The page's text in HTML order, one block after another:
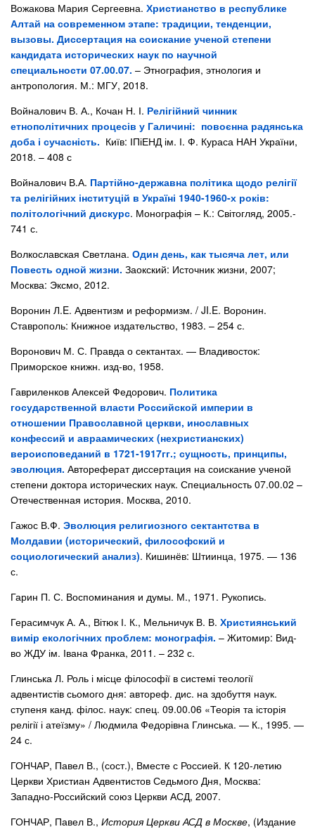
Вожакова Мария Сергеевна. Христианство в республике
Алтай на современном этапе: традиции, тенденции,
вызовы. Диссертация на соискание ученой степени
кандидата исторических наук по научной
специальности 07.00.07. – Этнография, этнология и
антропология. М.: МГУ, 2018.
Войналович В. А., Кочан Н. І. Релігійний чинник
етнополітичних процесів у Галичині: повоєнна радянська
доба і сучасність. Київ: ІПіЕНД ім. І. Ф. Кураса НАН України,
2018. – 408 с
Войналович В.А. Партійно-державна політика щодо релігії
та релігійних інституцій в Україні 1940-1960-х років:
політологічний дискурс. Монографія – К.: Світогляд, 2005.-
741 с.
Волкославская Светлана. Один день, как тысяча лет, или
Повесть одной жизни. Заокский: Источник жизни, 2007;
Москва: Эксмо, 2012.
Воронин Л.E. Адвентизм и реформизм. / JI.E. Воронин.
Ставрополь: Книжное издательство, 1983. – 254 с.
Воронович М. С. Правда о сектантах. — Владивосток:
Приморское книжн. изд-во, 1958.
Гавриленков Алексей Федорович. Политика
государственной власти Российской империи в
отношении Православной церкви, инославных
конфессий и авраамических (нехристианских)
вероисповеданий в 1721-1917гг.; сущность, принципы,
эволюция. Автореферат диссертация на соискание ученой
степени доктора исторических наук. Специальность 07.00.02 –
Отечественная история. Москва, 2010.
Гажос В.Ф. Эволюция религиозного сектантства в
Молдавии (исторический, философский и
социологический анализ). Кишинёв: Штиинца, 1975. — 136
с.
Гарин П. С. Воспоминания и думы. М., 1971. Рукопись.
Герасимчук А. А., Вітюк І. К., Мельничук В. В. Християнський
вимір екологічних проблем: монографія. – Житомир: Вид-
во ЖДУ ім. Івана Франка, 2011. – 232 с.
Глинська Л. Роль і місце філософії в системі теології
адвентистів сьомого дня: автореф. дис. на здобуття наук.
ступеня канд. філос. наук: спец. 09.00.06 «Теорія та історія
релігії і атеїзму» / Людмила Федорівна Глинська. — К., 1995. —
24 с.
ГОНЧАР, Павел В., (сост.), Вместе с Россией. К 120-летию
Церкви Христиан Адвентистов Седьмого Дня, Москва:
Западно-Российский союз Церкви АСД, 2007.
ГОНЧАР, Павел В., История Церкви АСД в Москве, (Издание